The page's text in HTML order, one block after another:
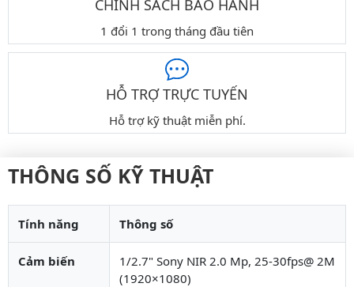
CHÍNH SÁCH BẢO HÀNH
1 đổi 1 trong tháng đầu tiên
HỖ TRỢ TRỰC TUYẾN
Hỗ trợ kỹ thuật miễn phí.
THÔNG SỐ KỸ THUẬT
Tính năng Thông số
Cảm biến
1/2.7" Sony NIR 2.0 Mp, 25-30fps@ 2M
(1920×1080)